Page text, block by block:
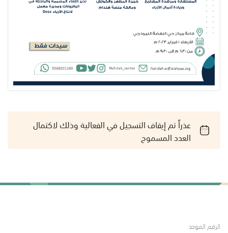
عذراً تم إيقاف التسجيل في الفعالية وذلك لاكتمال
العدد المسموح
الرقم الموحد